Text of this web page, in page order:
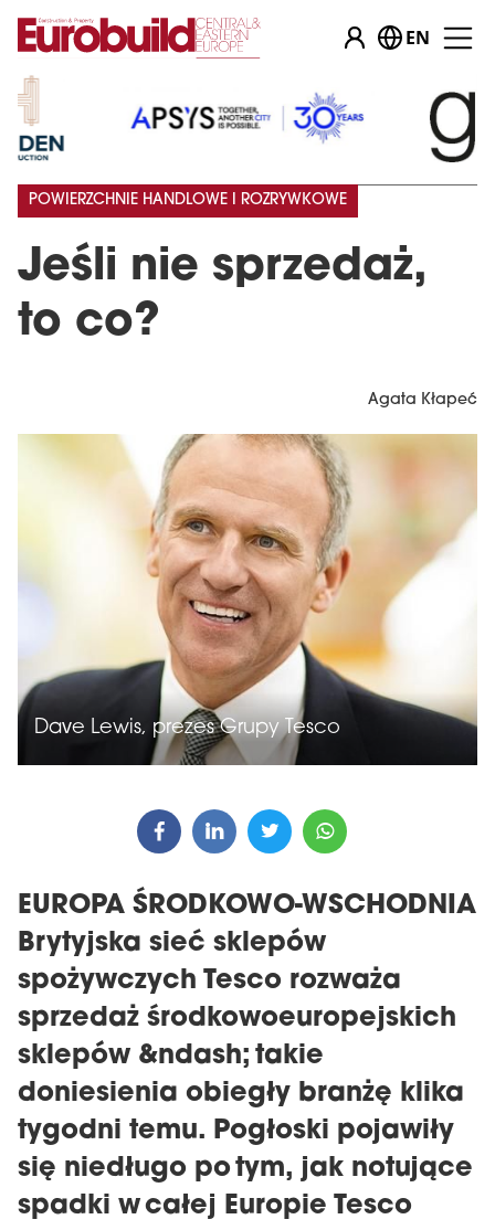
EN
Jeśli nie sprzedaż,
to co?
POWIERZCHNIE HANDLOWE I ROZRYWKOWE
Agata Kłapeć
Dave Lewis, prezes Grupy Tesco
EUROPA ŚRODKOWO-WSCHODNIA
Brytyjska sieć sklepów
spożywczych Tesco rozważa
sprzedaż środkowoeuropejskich
sklepów &ndash; takie
doniesienia obiegły branżę klika
tygodni temu. Pogłoski pojawiły
się niedługo po tym, jak notujące
spadki w całej Europie Tesco